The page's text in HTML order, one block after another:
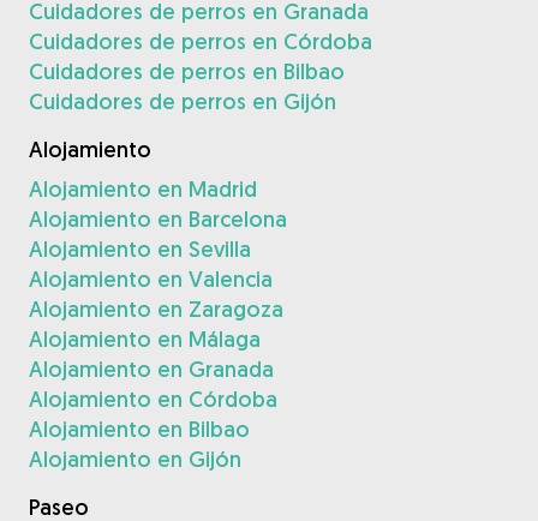
Cuidadores de perros en Granada
Cuidadores de perros en Córdoba
Cuidadores de perros en Bilbao
Cuidadores de perros en Gijón
Alojamiento
Alojamiento en Madrid
Alojamiento en Barcelona
Alojamiento en Sevilla
Alojamiento en Valencia
Alojamiento en Zaragoza
Alojamiento en Málaga
Alojamiento en Granada
Alojamiento en Córdoba
Alojamiento en Bilbao
Alojamiento en Gijón
Paseo